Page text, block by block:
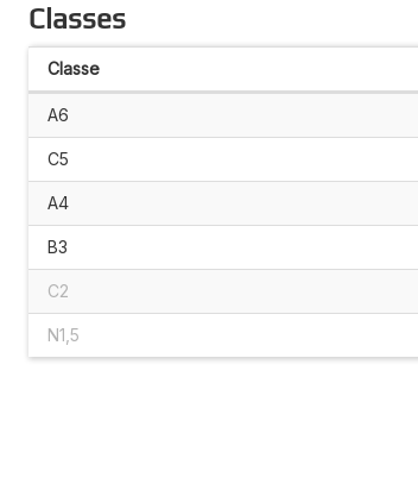
Classes
Classe
A6
C5
A4
B3
C2
N1,5